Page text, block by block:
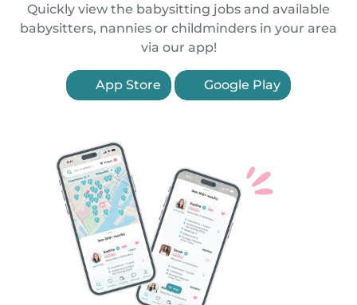
Quickly view the babysitting jobs and available
babysitters, nannies or childminders in your area
via our app!
App Store Google Play